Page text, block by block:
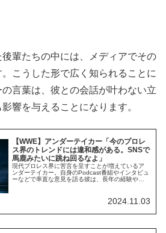
輩たちの中には、メディアでその
こうした形で広く知られることに
言葉は、彼との会話が叶わない立
響を与えることになります。
【WWE】アンダーテイカー「今のプロレ
ス界のトレンドには違和感がある。SNSで
馬鹿みたいに跳ね回るなよ」
現代プロレス界に苦言を呈すことが増えているア
ンダーテイカー。自身のPodcast番組やインタビュ
ーなどで率直な意見を語る彼は、長年の経験や自
いと思っているのかを積極的に発信しています。
先日、彼は「レスラーたちがケーフェイを明かそ
2024.11.03